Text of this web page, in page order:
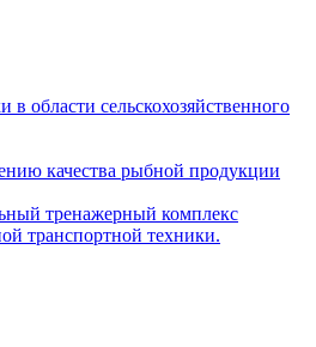
в области сельскохозяйственного
качества рыбной продукции
тренажерный комплекс
транспортной техники.